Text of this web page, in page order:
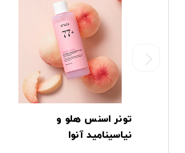
تونر اسنس هلو و
نیاسینامید آنوا